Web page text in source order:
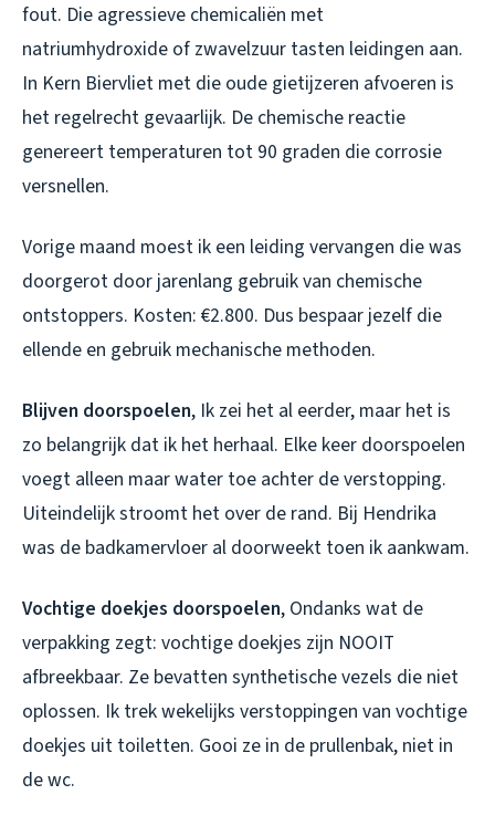
fout. Die agressieve chemicaliën met
natriumhydroxide of zwavelzuur tasten leidingen aan.
In Kern Biervliet met die oude gietijzeren afvoeren is
het regelrecht gevaarlijk. De chemische reactie
genereert temperaturen tot 90 graden die corrosie
versnellen.
Vorige maand moest ik een leiding vervangen die was
doorgerot door jarenlang gebruik van chemische
ontstoppers. Kosten: €2.800. Dus bespaar jezelf die
ellende en gebruik mechanische methoden.
Blijven doorspoelen, Ik zei het al eerder, maar het is
zo belangrijk dat ik het herhaal. Elke keer doorspoelen
voegt alleen maar water toe achter de verstopping.
Uiteindelijk stroomt het over de rand. Bij Hendrika
was de badkamervloer al doorweekt toen ik aankwam.
Vochtige doekjes doorspoelen, Ondanks wat de
verpakking zegt: vochtige doekjes zijn NOOIT
afbreekbaar. Ze bevatten synthetische vezels die niet
oplossen. Ik trek wekelijks verstoppingen van vochtige
doekjes uit toiletten. Gooi ze in de prullenbak, niet in
de wc.